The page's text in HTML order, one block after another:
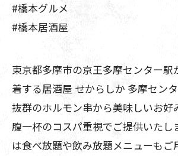
#橋本グルメ
#橋本居酒屋
東京都多摩市の京王多摩センター駅
着する居酒屋 せからしか 多摩セン
抜群のホルモン串から美味しいお好
腹一杯のコスパ重視でご提供いたし
は食べ放題や飲み放題メニューもご